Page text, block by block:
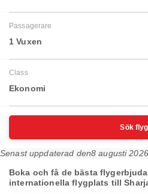
Passagerare
1 Vuxen
Class
Ekonomi
Sök flyg
Senast uppdaterad den8 augusti
Boka och få de bästa
internationella flygplats till